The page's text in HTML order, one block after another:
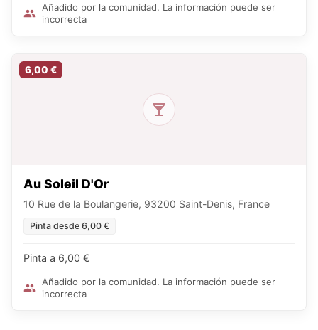
Añadido por la comunidad. La información puede ser
incorrecta
6,00 €
Au Soleil D'Or
10 Rue de la Boulangerie, 93200 Saint-Denis, France
Pinta desde 6,00 €
Pinta a 6,00 €
Añadido por la comunidad. La información puede ser
incorrecta